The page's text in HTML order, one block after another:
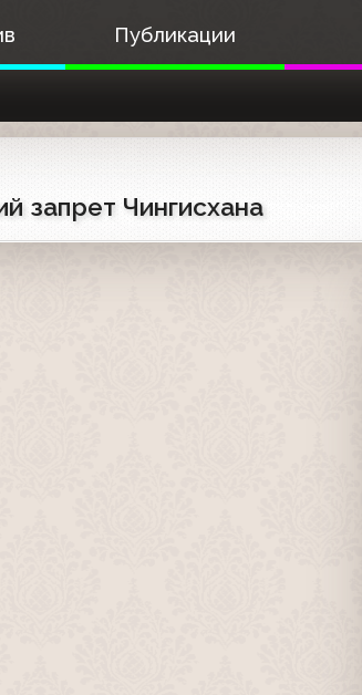
Публикации
запрет Чингисхана